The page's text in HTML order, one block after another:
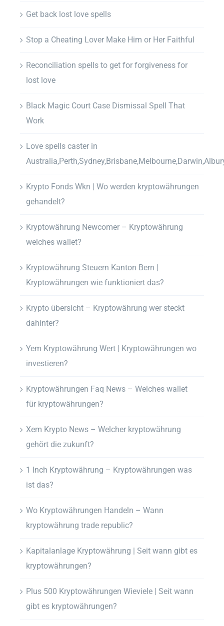
Get back lost love spells
Stop a Cheating Lover Make Him or Her Faithful
Reconciliation spells to get for forgiveness for
lost love
Black Magic Court Case Dismissal Spell That
Work
Love spells caster in
Krypto Fonds Wkn | Wo werden kryptowährungen
gehandelt?
Kryptowährung Newcomer – Kryptowährung
welches wallet?
Kryptowährung Steuern Kanton Bern |
Kryptowährungen wie funktioniert das?
Krypto übersicht – Kryptowährung wer steckt
dahinter?
Yem Kryptowährung Wert | Kryptowährungen wo
investieren?
Kryptowährungen Faq News – Welches wallet
für kryptowährungen?
Xem Krypto News – Welcher kryptowährung
gehört die zukunft?
1 Inch Kryptowährung – Kryptowährungen was
ist das?
Wo Kryptowährungen Handeln – Wann
kryptowährung trade republic?
Kapitalanlage Kryptowährung | Seit wann gibt es
kryptowährungen?
Plus 500 Kryptowährungen Wieviele | Seit wann
gibt es kryptowährungen?